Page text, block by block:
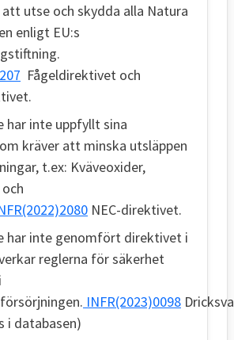
utse och skydda alla Natura
enligt EU:s
Fågeldirektivet och
har inte uppfyllt sina
kräver att minska utsläppen
t.ex: Kväveoxider,
NEC-direktivet.
har inte genomfört direktivet i
reglerna för säkerhet
INFR(2023)0098
i databasen)